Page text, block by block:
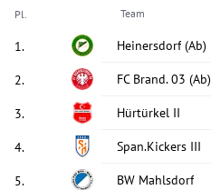
Pl. Team
1. Heinersdorf (Ab)
2. FC Brand. 03 (Ab)
3. Hürtürkel II
4. Span.Kickers III
5. BW Mahlsdorf